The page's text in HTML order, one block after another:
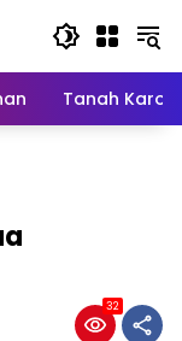
Tanah Karo
32